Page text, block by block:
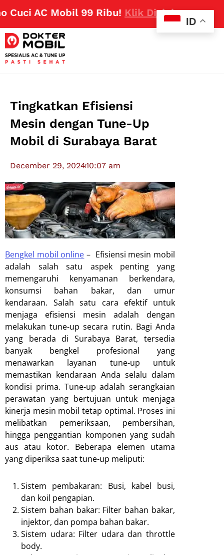
AC Mobil 99 Ribu!Klik Disini
Tingkatkan Efisiensi
Mesin dengan Tune-Up
Mobil di Surabaya Barat
December 29, 202410:07 am
Bengkel mobil online – Efisiensi mesin mobil
adalah salah satu aspek penting yang
memengaruhi kenyamanan berkendara,
konsumsi bahan bakar, dan umur
kendaraan. Salah satu cara efektif untuk
menjaga efisiensi mesin adalah dengan
melakukan tune-up secara rutin. Bagi Anda
yang berada di Surabaya Barat, tersedia
banyak bengkel profesional yang
menawarkan layanan tune-up untuk
memastikan kendaraan Anda selalu dalam
kondisi prima. Tune-up adalah serangkaian
perawatan yang bertujuan untuk menjaga
kinerja mesin mobil tetap optimal. Proses ini
melibatkan pemeriksaan, pembersihan,
hingga penggantian komponen yang sudah
aus atau kotor. Beberapa elemen utama
yang diperiksa saat tune-up meliputi:
Sistem pembakaran: Busi, kabel busi,
dan koil pengapian.
Sistem bahan bakar: Filter bahan bakar,
injektor, dan pompa bahan bakar.
Sistem udara: Filter udara dan throttle
body.
ID